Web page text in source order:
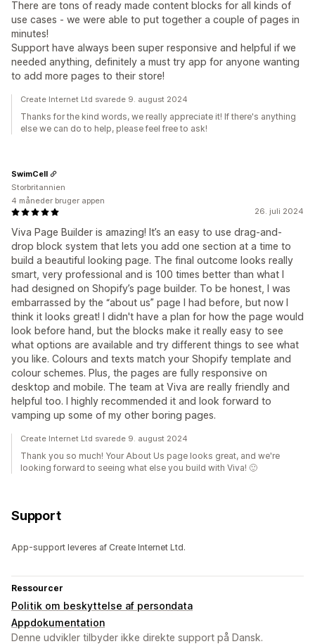
There are tons of ready made content blocks for all kinds of
use cases - we were able to put together a couple of pages in
minutes!
Support have always been super responsive and helpful if we
needed anything, definitely a must try app for anyone wanting
to add more pages to their store!
Create Internet Ltd svarede 9. august 2024
Thanks for the kind words, we really appreciate it! If there's anything
else we can do to help, please feel free to ask!
26. juli 2024
Viva Page Builder is amazing! It’s an easy to use drag-and-
drop block system that lets you add one section at a time to
build a beautiful looking page. The final outcome looks really
smart, very professional and is 100 times better than what I
had designed on Shopify’s page builder. To be honest, I was
embarrassed by the “about us” page I had before, but now I
think it looks great! I didn't have a plan for how the page would
look before hand, but the blocks make it really easy to see
what options are available and try different things to see what
you like. Colours and texts match your Shopify template and
colour schemes. Plus, the pages are fully responsive on
desktop and mobile. The team at Viva are really friendly and
helpful too. I highly recommended it and look forward to
vamping up some of my other boring pages.
SwimCell
Storbritannien
4 måneder bruger appen
Create Internet Ltd svarede 9. august 2024
Thank you so much! Your About Us page looks great, and we're
looking forward to seeing what else you build with Viva! 🙂
Support
App-support leveres af Create Internet Ltd.
Ressourcer
Politik om beskyttelse af persondata
Appdokumentation
Denne udvikler tilbyder ikke direkte support på Dansk.